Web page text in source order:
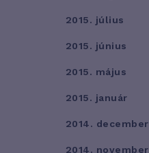
2015. július
2015. június
2015. május
2015. január
2014. december
2014. november